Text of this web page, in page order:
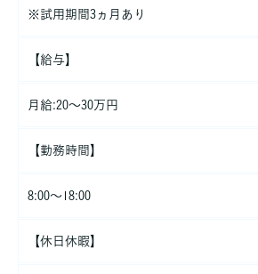
※試用期間3ヵ月あり
【給与】
月給:20〜30万円
【勤務時間】
8:00～18:00
【休日休暇】